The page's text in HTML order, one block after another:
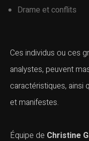
Drame et conflits
Ces individus ou ces
analystes, peuvent
caractéristiques, ainsi
et manifestes.
Équipe de Christine